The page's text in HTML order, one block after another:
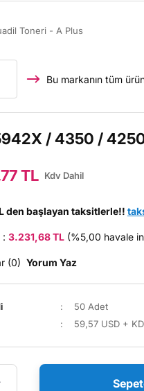
Toneri - A Plus
Bu markanın tüm
/ 4350 /
TL Kdv Dahil
den başlayan taksitlerle!!
: 3.231,68 TL (%5,00 havale
(0) Yorum Yaz
50 Adet
59,57 USD +